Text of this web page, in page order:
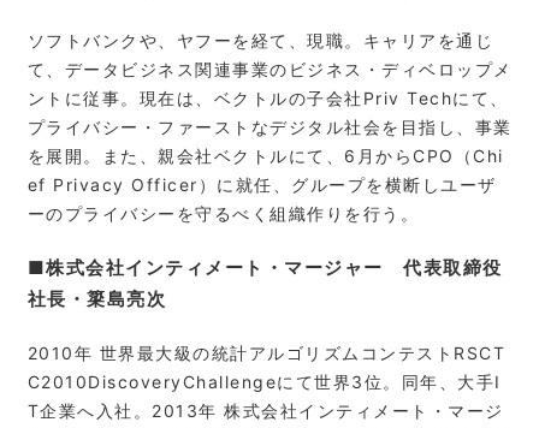
ソフトバンクや、ヤフーを経て、現職。キャリアを通じ
て、データビジネス関連事業のビジネス・ディベロップメ
ントに従事。現在は、ベクトルの子会社Priv Techにて、
プライバシー・ファーストなデジタル社会を目指し、事業
を展開。また、親会社ベクトルにて、6月からCPO（Chi
ef Privacy Officer）に就任、グループを横断しユーザ
ーのプライバシーを守るべく組織作りを行う。
■株式会社インティメート・マージャー 代表取締役
社長・簗島亮次
2010年 世界最大級の統計アルゴリズムコンテストRSCT
C2010DiscoveryChallengeにて世界3位。同年、大手I
T企業へ入社。2013年 株式会社インティメート・マージ